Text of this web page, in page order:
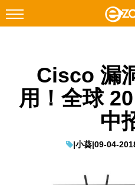
Facebook Instagram
科技焦點
Cisco 漏
用！全球
中
|小葵|09-04-